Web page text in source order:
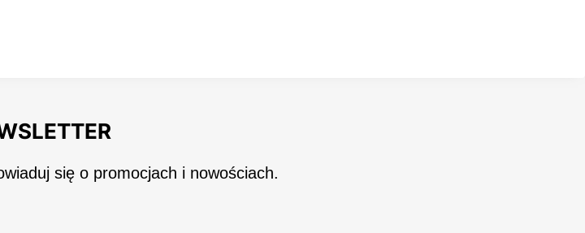
się o promocjach i nowościach.